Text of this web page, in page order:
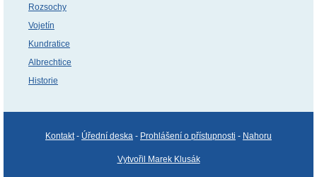
Rozsochy
Vojetín
Kundratice
Albrechtice
Historie
Kontakt- Úřední deska - Prohlášení o přístupnosti - Nahoru
Vytvořil Marek Klusák